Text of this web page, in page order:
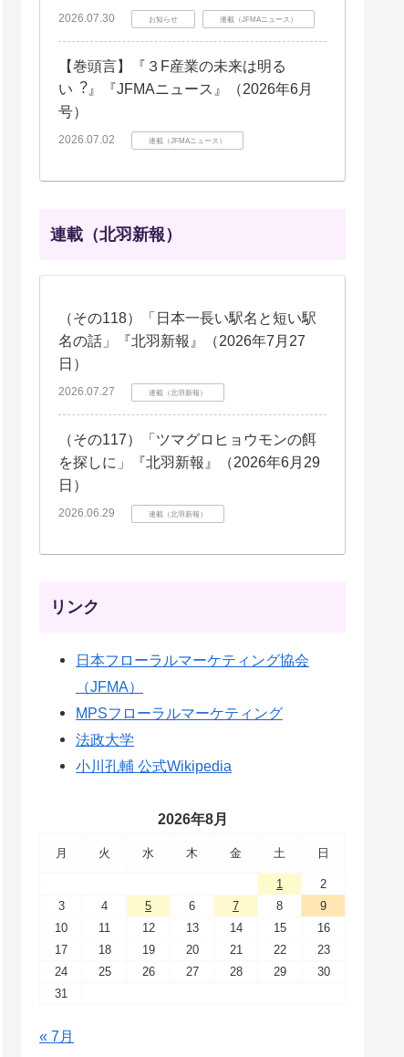
2026.07.30 お知らせ 連載（JFMAニュース）
【巻頭言】『３F産業の未来は明る
い︖』『JFMAニュース』（2026年6月
号）
2026.07.02 連載（JFMAニュース）
連載（北羽新報）
（その118）「日本一長い駅名と短い駅
名の話」『北羽新報』（2026年7月27
日）
2026.07.27 連載（北羽新報）
（その117）「ツマグロヒョウモンの餌
を探しに」『北羽新報』（2026年6月29
日）
2026.06.29 連載（北羽新報）
リンク
日本フローラルマーケティング協会
（JFMA）
MPSフローラルマーケティング
法政大学
小川孔輔 公式Wikipedia
2026年8月
月 火 水 木 金 土 日
1
2
3
4 5 6 7 8
9
10
11 12 13 14 15
16
17
18 19 20 21 22
23
24
25 26 27 28 29
30
31
« 7月